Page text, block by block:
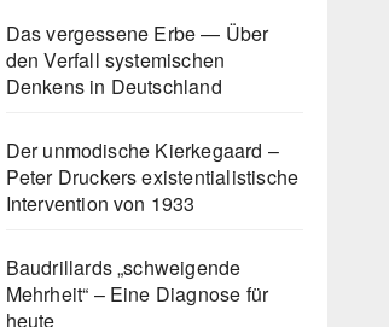
Das vergessene Erbe — Über
den Verfall systemischen
Denkens in Deutschland
Der unmodische Kierkegaard –
Peter Druckers existentialistische
Intervention von 1933
Baudrillards „schweigende
Mehrheit“ – Eine Diagnose für
heute